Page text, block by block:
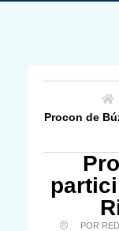
Procon de
POR